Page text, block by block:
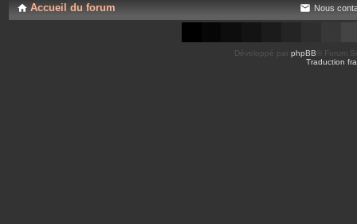
Accueil du forum Nous
Développé par phpBB ® Forum
Traduction